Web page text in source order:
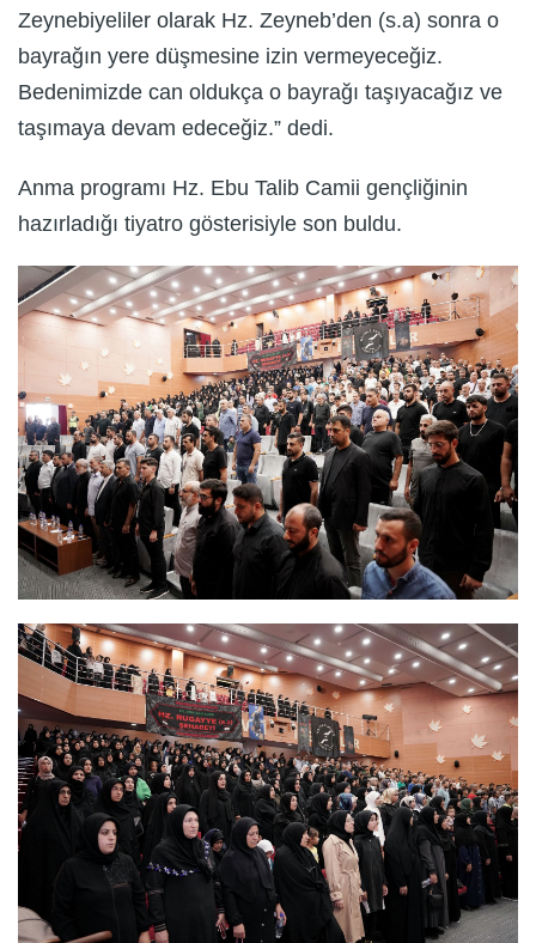
Zeynebiyeliler olarak Hz. Zeyneb’den (s.a) sonra o
bayrağın yere düşmesine izin vermeyeceğiz.
Bedenimizde can oldukça o bayrağı taşıyacağız ve
taşımaya devam edeceğiz.” dedi.
Anma programı Hz. Ebu Talib Camii gençliğinin
hazırladığı tiyatro gösterisiyle son buldu.